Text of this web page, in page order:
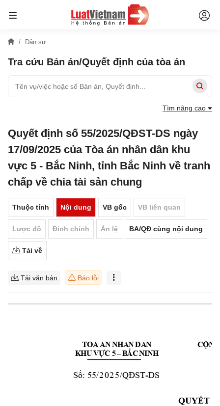
Dân sự
Tra cứu Bản án/Quyết định của tòa án
Tìm nâng cao
Quyết định số 55/2025/QĐST-DS ngày
17/09/2025 của Tòa án nhân dân khu
vực 5 - Bắc Ninh, tỉnh Bắc Ninh về tranh
chấp về chia tài sản chung
Thuộc tính Nội dung VB gốc VB liên quan
Lược đồ Đính chính Án lệ BA/QĐ cùng nội dung
Tải về
Tải văn bản Báo lỗi
TÒAÁNNHÂNDÂN
KHUVỰC 5– BẮCNINH
Số: 55/2025/QĐST-DS
QUYẾT